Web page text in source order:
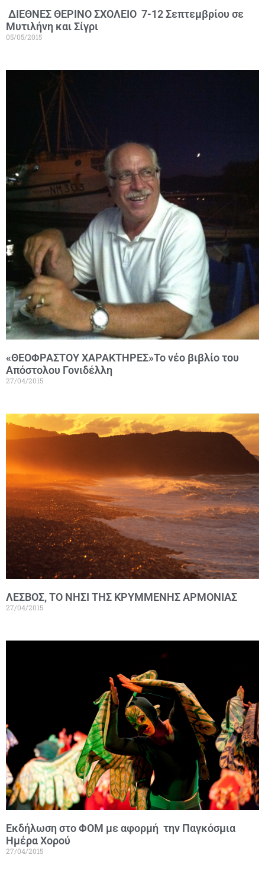
ΔΙΕΘΝΕΣ ΘΕΡΙΝΟ ΣΧΟΛΕΙΟ 7-12 Σεπτεμβρίου σε
Μυτιλήνη και Σίγρι
05/05/2015
«ΘΕΟΦΡΑΣΤΟΥ ΧΑΡΑΚΤΗΡΕΣ»Το νέο βιβλίο του
Απόστολου Γονιδέλλη
27/04/2015
ΛEΣΒΟΣ, ΤΟ ΝΗΣΙ ΤΗΣ ΚΡΥΜΜΕΝΗΣ ΑΡΜΟΝΙΑΣ
27/04/2015
Εκδήλωση στο ΦΟΜ με αφορμή την Παγκόσμια
Ημέρα Χορού
27/04/2015